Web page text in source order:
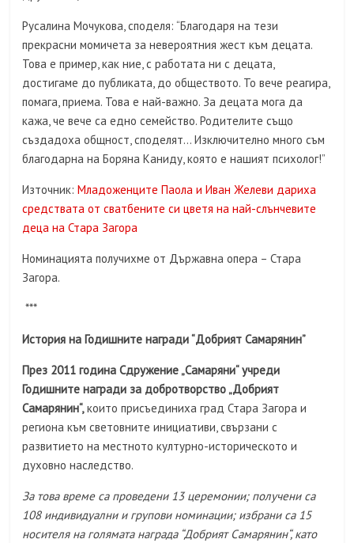
Русалина Мочукова, споделя: “Благодаря на тези
прекрасни момичета за невероятния жест към децата.
Това е пример, как ние, с работата ни с децата,
достигаме до публиката, до обществото. То вече реагира,
помага, приема. Това е най-важно. За децата мога да
кажа, че вече са едно семейство. Родителите също
създадоха общност, споделят… Изключително много съм
благодарна на Боряна Каниду, която е нашият психолог!”
Източник:Младоженците Паола и Иван Желеви дариха
средствата от сватбените си цветя на най-слънчевите
деца на Стара Загора
Номинацията получихме от Държавна опера – Стара
Загора.
***
История на Годишните награди “Добрият Самарянин”
През 2011 година Сдружение „Самаряни“ учреди
Годишните награди за добротворство „Добрият
Самарянин“,които присъединиха град Стара Загора и
региона към световните инициативи, свързани с
развитието на местното културно-историческото и
духовно наследство.
За това време са проведени 13 церемонии; получени са
108 индивидуални и групови номинации; избрани са 15
носителя на голямата награда “Добрият Самарянин“, като